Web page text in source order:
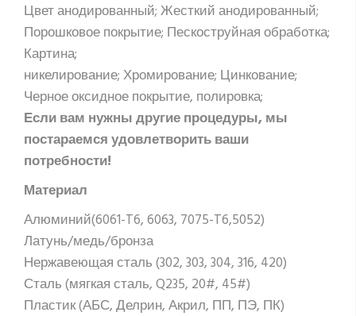
Цвет анодированный; Жесткий анодированный;
Порошковое покрытие; Пескоструйная обработка;
Картина;
никелирование; Хромирование; Цинкование;
Черное оксидное покрытие, полировка;
Если вам нужны другие процедуры, мы
постараемся удовлетворить ваши
потребности!
Материал
Алюминий(6061-T6, 6063, 7075-T6,5052)
Латунь/медь/бронза
Нержавеющая сталь (302, 303, 304, 316, 420)
Сталь (мягкая сталь, Q235, 20#, 45#)
Пластик (АБС, Делрин, Акрил, ПП, ПЭ, ПК)